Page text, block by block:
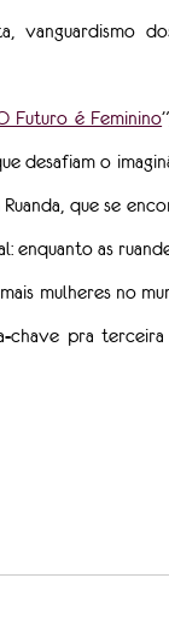
vanguardismo
Futuro é Feminino
desafiam o
que se
enquanto as
mulheres no
pra